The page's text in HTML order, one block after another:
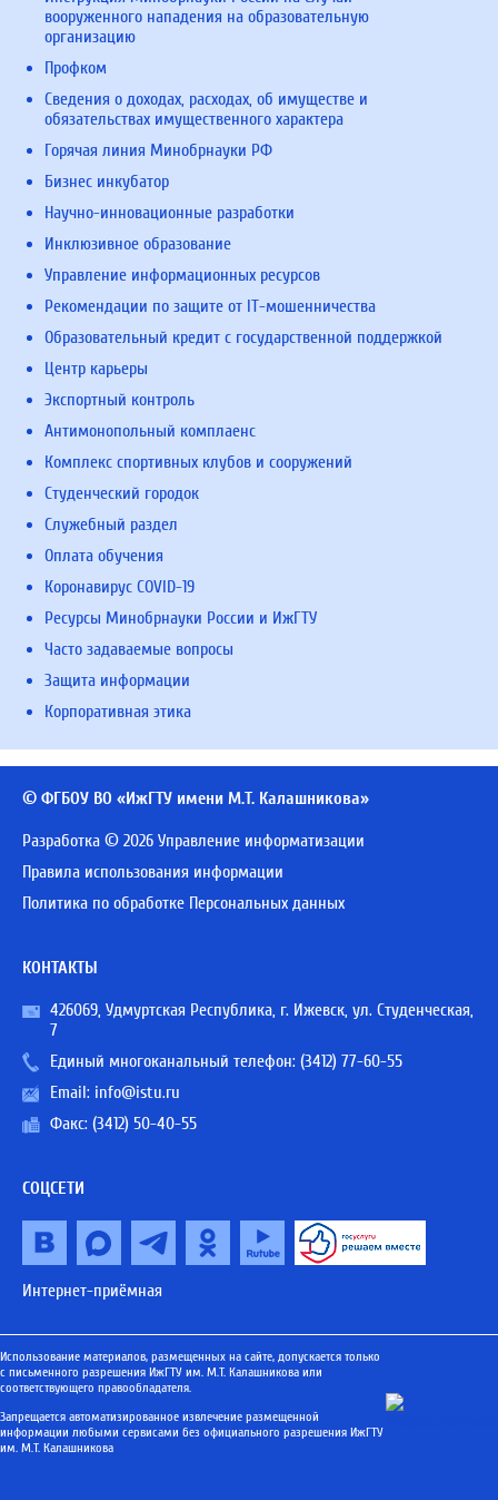
вооруженного нападения на образовательную
организацию
Профком
Сведения о доходах, расходах, об имуществе и
обязательствах имущественного характера
Горячая линия Минобрнауки РФ
Бизнес инкубатор
Научно-инновационные разработки
Инклюзивное образование
Управление информационных ресурсов
Рекомендации по защите от IT-мошенничества
Образовательный кредит с государственной поддержкой
Центр карьеры
Экспортный контроль
Антимонопольный комплаенс
Комплекс спортивных клубов и сооружений
Студенческий городок
Служебный раздел
Оплата обучения
Коронавирус COVID-19
Ресурсы Минобрнауки России и ИжГТУ
Часто задаваемые вопросы
Защита информации
Корпоративная этика
© ФГБОУ ВО «ИжГТУ имени М.Т. Калашникова»
Разработка © 2026 Управление информатизации
Правила использования информации
Политика по обработке Персональных данных
КОНТАКТЫ
426069, Удмуртская Республика, г. Ижевск, ул. Студенческая,
7
Единый многоканальный телефон: (3412) 77-60-55
Email: info@istu.ru
Факс: (3412) 50-40-55
СОЦСЕТИ
Интернет-приёмная
Использование материалов, размещенных на сайте, допускается только
с письменного разрешения ИжГТУ им. М.Т. Калашникова или
соответствующего правообладателя.
Запрещается автоматизированное извлечение размещенной
информации любыми сервисами без официального разрешения ИжГТУ
им. М.Т. Калашникова